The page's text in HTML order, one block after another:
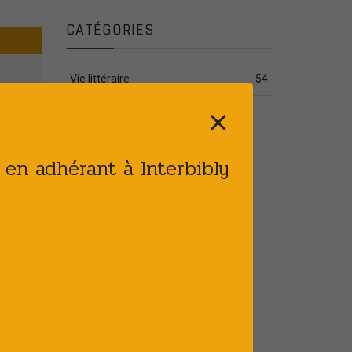
CATÉGORIES
Vie littéraire 54
⨯
adhérant à Interbibly